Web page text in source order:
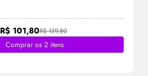
R$ 139,80
R$ 101,80
Comprar os 2 itens